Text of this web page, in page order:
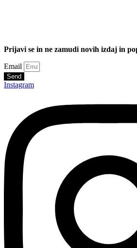
Prijavi se in ne zamudi novih izdaj in
Email
Send
Instagram